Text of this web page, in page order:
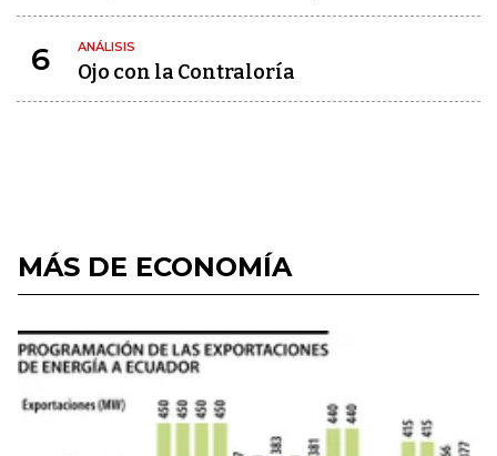
6 ANÁLISIS
Ojo con la Contraloría
MÁS DE ECONOMÍA